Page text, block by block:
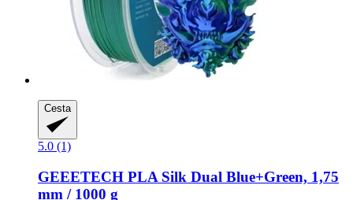
Cesta
5.0 (1)
GEEETECH PLA Silk Dual Blue+Green, 1,75
mm / 1000 g